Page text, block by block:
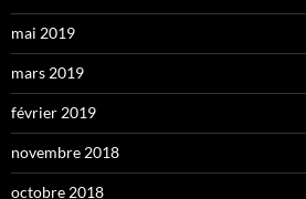
mai 2019
mars 2019
février 2019
novembre 2018
octobre 2018